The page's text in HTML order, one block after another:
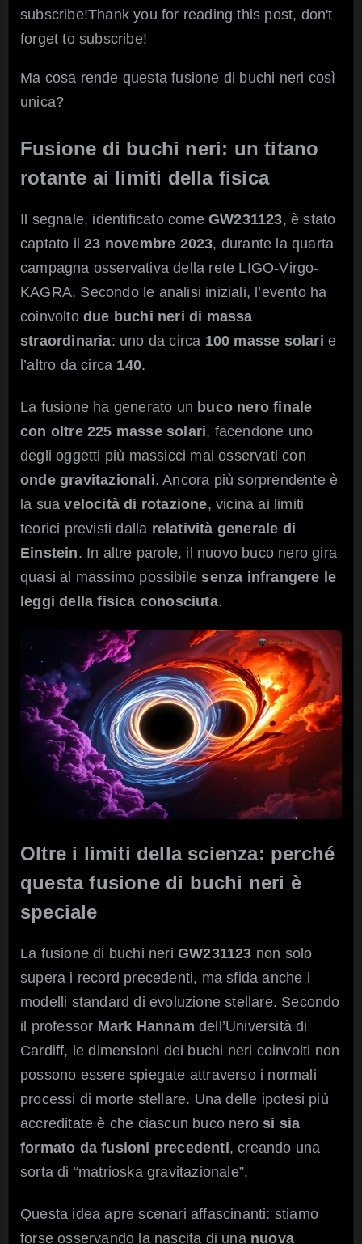
subscribe!Thank you for reading this post, don't
forget to subscribe!
Ma cosa rende questa fusione di buchi neri così
unica?
Fusione di buchi neri: un titano
rotante ai limiti della fisica
Il segnale, identificato come GW231123, è stato
captato il23 novembre 2023, durante la quarta
campagna osservativa della rete LIGO-Virgo-
KAGRA. Secondo le analisi iniziali, l’evento ha
coinvoltodue buchi neri di massa
straordinaria: uno da circa 100 masse solari e
l’altro da circa 140.
La fusione ha generato un buco nero finale
con oltre 225 masse solari, facendone uno
degli oggetti più massicci mai osservati con
onde gravitazionali. Ancora più sorprendente è
la suavelocità di rotazione, vicina ai limiti
teorici previsti dalla relatività generale di
Einstein. In altre parole, il nuovo buco nero gira
quasi al massimo possibilesenza infrangere le
leggi della fisica conosciuta.
Oltre i limiti della scienza: perché
questa fusione di buchi neri è
speciale
La fusione di buchi neri GW231123 non solo
supera i record precedenti, ma sfida anche i
modelli standard di evoluzione stellare. Secondo
il professor Mark Hannam dell’Università di
Cardiff, le dimensioni dei buchi neri coinvolti non
possono essere spiegate attraverso i normali
processi di morte stellare. Una delle ipotesi più
accreditate è che ciascun buco nerosi sia
formato da fusioni precedenti, creando una
sorta di “matrioska gravitazionale”.
Questa idea apre scenari affascinanti: stiamo
forse osservando la nascita di una nuova